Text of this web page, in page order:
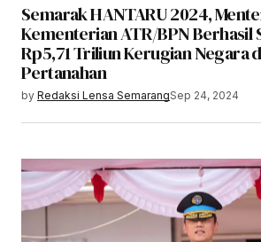
Semarak HANTARU 2024,
Kementerian ATR/BPN Berhasil
Rp5,71 Triliun Kerugian Negara
Pertanahan
by Redaksi Lensa SemarangSep 24, 2024